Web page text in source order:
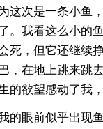
这次是一条小鱼
。我看这么小的
死，但它还继续
，在地上跳来跳
的欲望感动了我
眼前似乎出现鱼